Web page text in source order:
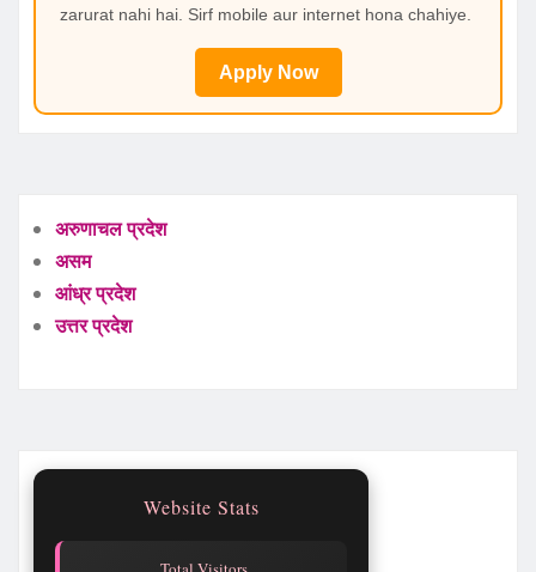
zarurat nahi hai. Sirf mobile aur internet hona chahiye.
Apply Now
अरुणाचल प्रदेश
असम
आंध्र प्रदेश
उत्तर प्रदेश
Website Stats